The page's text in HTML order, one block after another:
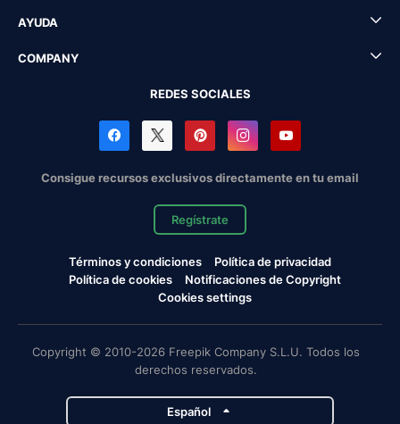
AYUDA
COMPANY
REDES SOCIALES
Consigue recursos exclusivos directamente en tu email
Regístrate
Términos y condiciones
Política de privacidad
Política de cookies
Notificaciones de Copyright
Cookies settings
Copyright © 2010-2026 Freepik Company S.L.U. Todos los
derechos reservados.
Español